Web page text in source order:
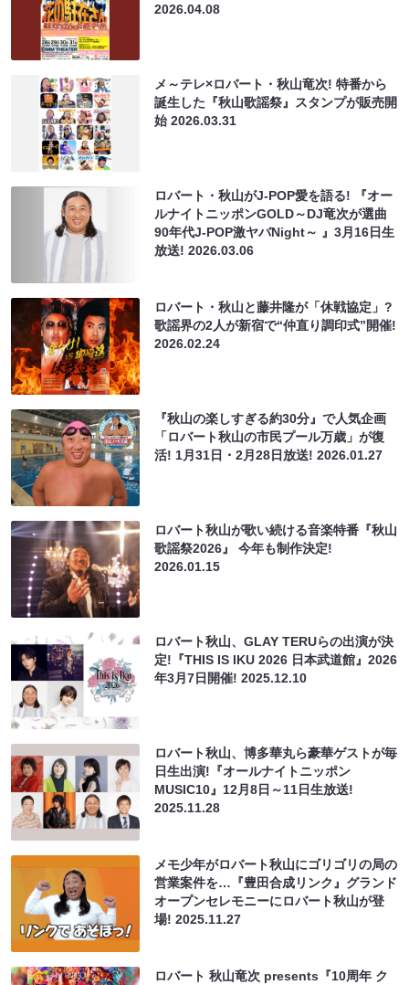
2026.04.08
メ～テレ×ロバート・秋山竜次! 特番から
誕生した『秋山歌謡祭』スタンプが販売開
始2026.03.31
ロバート・秋山がJ-POP愛を語る! 『オー
ルナイトニッポンGOLD～DJ竜次が選曲
90年代J-POP激ヤバNight～ 』3月16日生
放送!2026.03.06
ロバート・秋山と藤井隆が「休戦協定」?
歌謡界の2人が新宿で“仲直り調印式”開催!
2026.02.24
『秋山の楽しすぎる約30分』で人気企画
「ロバート秋山の市民プール万歳」が復
活! 1月31日・2月28日放送!2026.01.27
ロバート秋山が歌い続ける音楽特番『秋山
歌謡祭2026』 今年も制作決定!
2026.01.15
ロバート秋山、GLAY TERUらの出演が決
定!『THIS IS IKU 2026 日本武道館』2026
年3月7日開催!2025.12.10
ロバート秋山、博多華丸ら豪華ゲストが毎
日生出演!『オールナイトニッポン
MUSIC10』12月8日～11日生放送!
2025.11.28
メモ少年がロバート秋山にゴリゴリの局の
営業案件を…『豊田合成リンク』グランド
オープンセレモニーにロバート秋山が登
場!2025.11.27
ロバート 秋山竜次 presents『10周年 ク